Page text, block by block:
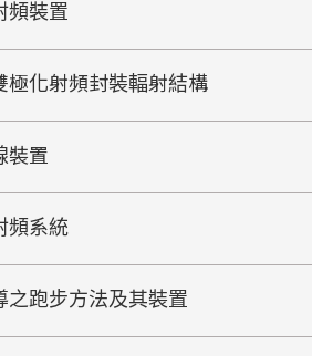
頻裝置
極化射頻封裝輻射結構
裝置
頻系統
之跑步方法及其裝置